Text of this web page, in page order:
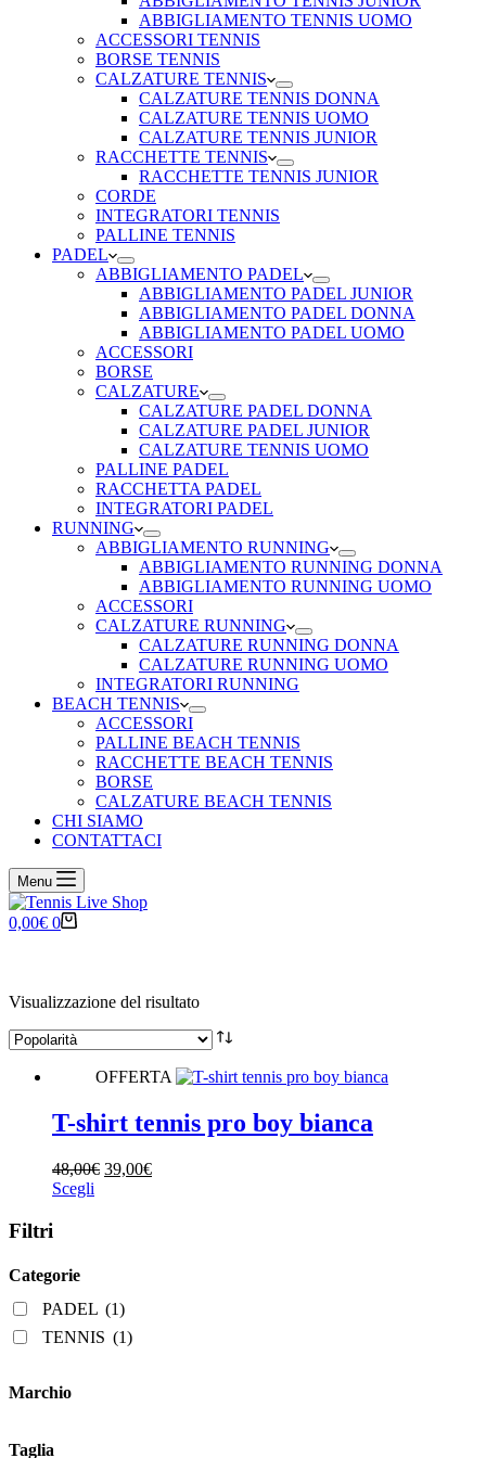
ABBIGLIAMENTO TENNIS UOMO
ACCESSORI TENNIS
BORSE TENNIS
CALZATURE TENNIS
CALZATURE TENNIS DONNA
CALZATURE TENNIS UOMO
CALZATURE TENNIS JUNIOR
RACCHETTE TENNIS
RACCHETTE TENNIS JUNIOR
CORDE
INTEGRATORI TENNIS
PALLINE TENNIS
PADEL
ABBIGLIAMENTO PADEL
ABBIGLIAMENTO PADEL JUNIOR
ABBIGLIAMENTO PADEL DONNA
ABBIGLIAMENTO PADEL UOMO
ACCESSORI
BORSE
CALZATURE
CALZATURE PADEL DONNA
CALZATURE PADEL JUNIOR
CALZATURE TENNIS UOMO
PALLINE PADEL
RACCHETTA PADEL
INTEGRATORI PADEL
RUNNING
ABBIGLIAMENTO RUNNING
ABBIGLIAMENTO RUNNING DONNA
ABBIGLIAMENTO RUNNING UOMO
ACCESSORI
CALZATURE RUNNING
CALZATURE RUNNING DONNA
CALZATURE RUNNING UOMO
INTEGRATORI RUNNING
BEACH TENNIS
ACCESSORI
PALLINE BEACH TENNIS
RACCHETTE BEACH TENNIS
BORSE
CALZATURE BEACH TENNIS
CHI SIAMO
CONTATTACI
Menu
Carrello
0,00€ 0
Categorie
Genere
Visualizzazione del risultato
OFFERTA
T-shirt tennis pro boy bianca
48,00€ Il
39,00€Il
Scegli
opzioni
possono
essere
Filtri
Categorie
PADEL (1)
TENNIS (1)
Marchio
Taglia